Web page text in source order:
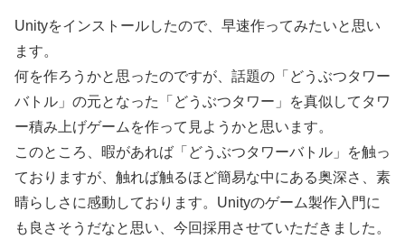
Unityをインストールしたので、早速作ってみたいと思い
ます。
何を作ろうかと思ったのですが、話題の「どうぶつタワー
バトル」の元となった「どうぶつタワー」を真似してタワ
ー積み上げゲームを作って見ようかと思います。
このところ、暇があれば「どうぶつタワーバトル」を触っ
ておりますが、触れば触るほど簡易な中にある奥深さ、素
晴らしさに感動しております。Unityのゲーム製作入門に
も良さそうだなと思い、今回採用させていただきました。